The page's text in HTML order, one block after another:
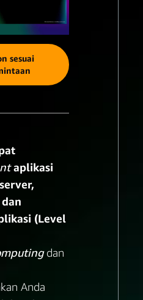
sesuai
aplikasi
(Level
dan
Anda